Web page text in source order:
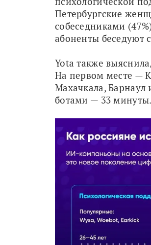
Петербургские
собеседниками
абоненты беседуют
Yota также
На первом месте —
Махачкала, Барнаул
ботами — 33 минуты.